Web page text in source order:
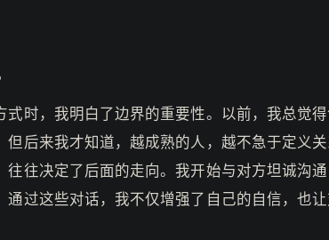
式时，我明白了边界的重要性。以前，我总觉
后来我才知道，越成熟的人，越不急于定义关
往往决定了后面的走向。我开始与对方坦诚沟
通过这些对话，我不仅增强了自己的自信，也